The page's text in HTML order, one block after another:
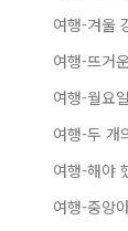
여행-겨울
여행-뜨거
여행-월요
여행-두 개
여행-해야
여행-중앙